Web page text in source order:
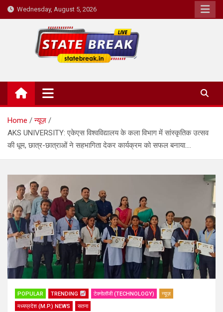
Skip
to
Wednesday, August 5, 2026
State Break
Home
न्यूज़
AKS UNIVERSITY: एकेएस विश्वविद्यालय के कला विभाग में सांस्कृतिक उत्सव
की धूम, छात्र-छात्राओं ने सहभागिता देकर कार्यक्रम को सफल बनाया….
POPULAR TRENDING टेक्नोलॉजी (TECHNOLOGY)
न्यूज़
मध्यप्रदेश (M.P.) NEWS
सतना